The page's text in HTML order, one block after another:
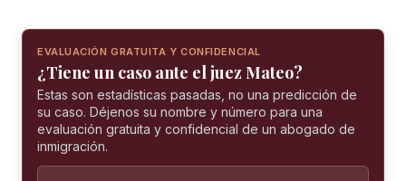
EVALUACIÓN GRATUITA Y CONFIDENCIAL
¿Tiene un caso ante el juez Mateo?
Estas son estadísticas pasadas, no una predicción de
su caso. Déjenos su nombre y número para una
evaluación gratuita y confidencial de un abogado de
inmigración.